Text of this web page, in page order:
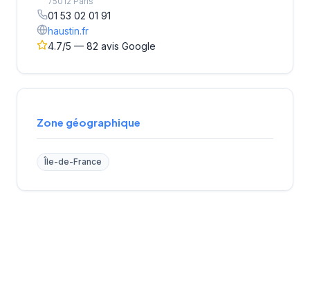
01 53 02 01 91
haustin.fr
4.7/5 — 82 avis Google
Zone géographique
Île-de-France